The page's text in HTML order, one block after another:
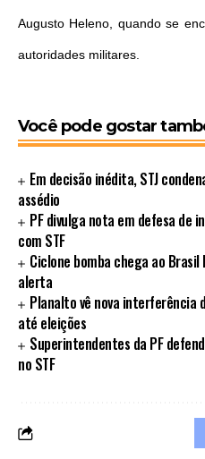
Augusto Heleno, quando se
autoridades militares.
Você pode gostar
Em decisão inédita, STJ
assédio
PF divulga nota em defesa de
com STF
Ciclone bomba chega ao
alerta
Planalto vê nova interferência
até eleições
Superintendentes da PF
no STF